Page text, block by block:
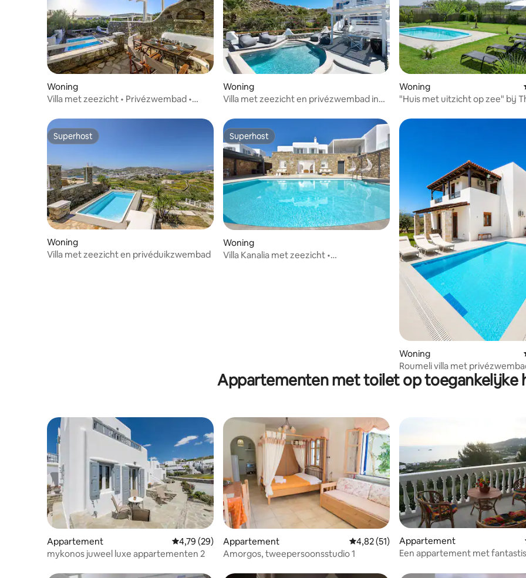
Woning
Villa met zeezicht • Privézwembad •
Woning
Villa met zeezicht en privézwembad in
Woning
"Huis met uitzicht op zee" bij
Superhost
Superhost
Woning
Villa met zeezicht en privéduikzwembad
Superhost
Superhost
Woning
Villa Kanalia met zeezicht •
Woning
Roumeli villa met
Appartementen met toilet op toegankelijke
Appartement Gemiddelde beoordeling van 4,79 uit 5, 29 recensies
4,79 (29)
mykonos juweel luxe appartementen 2
Appartement Gemiddelde beoordeling van 4,82 uit 5, 51
4,82 (51)
Amorgos, tweepersoonsstudio 1
Appartement
Een appartement met